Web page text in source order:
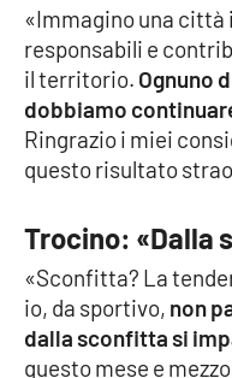
EDIZIONI
LOCALI
Catanzaro
Vibo Valentia
Reggio Calabria
«Immagino una città
responsabili e
il territorio. Ognuno
dobbiamo
Ringrazio i miei
questo risultato
Trocino: «Dalla
«Sconfitta? La
io, da sportivo, non
dalla sconfitta si
questo mese e